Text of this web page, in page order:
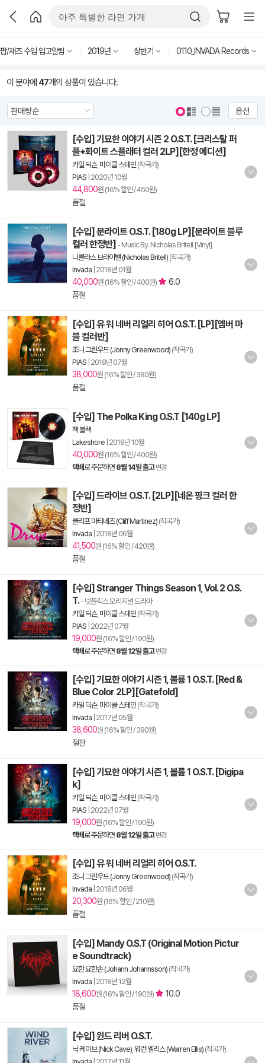
팝/재즈 수입 입고알림 2019년 상반기 0110_INVADA Records
이 분야에 47개의 상품이 있습니다.
옵션
[수입] 기묘한 이야기 시즌 2 O.S.T. [크리스탈 퍼
플+화이트 스플래터 컬러 2LP][한정 에디션]
카일 딕슨, 마이클 스테인 (작곡가)
PIAS 2020년 10월
44,800원 (16% 할인 / 450원)
품절
[수입] 문라이트 O.S.T. [180g LP][문라이트 블루
컬러 한정반] - Music By. Nicholas Britell [Vinyl]
니콜라스 브라이텔 (Nicholas Britell) (작곡가)
Invada 2018년 01월
40,000원 (16% 할인 / 400원)
6.0
품절
[수입] 유 워 네버 리얼리 히어 O.S.T. [LP][엠버 마
블 컬러반]
조니 그린우드 (Jonny Greenwood) (작곡가)
PIAS 2018년 07월
38,000원 (16% 할인 / 380원)
품절
[수입] The Polka King O.S.T [140g LP]
잭 블랙
Lakeshore 2018년 10월
40,000원 (16% 할인 / 400원)
택배로 주문하면 8월 14일 출고 변경
[수입] 드라이브 O.S.T. [2LP][네온 핑크 컬러 한
정반]
클리프 마티네즈 (Cliff Martinez) (작곡가)
Invada 2018년 06월
41,500원 (16% 할인 / 420원)
품절
[수입] Stranger Things Season 1, Vol. 2 O.S.
T.- 넷플릭스 오리지널 드라마
카일 딕슨, 마이클 스테인 (작곡가)
PIAS 2022년 07월
19,000원 (16% 할인 / 190원)
택배로 주문하면 8월 12일 출고 변경
[수입] 기묘한 이야기 시즌 1, 볼륨 1 O.S.T. [Red &
Blue Color 2LP][Gatefold]
카일 딕슨, 마이클 스테인 (작곡가)
Invada 2017년 05월
38,600원 (16% 할인 / 390원)
절판
[수입] 기묘한 이야기 시즌 1, 볼륨 1 O.S.T. [Digipa
k]
카일 딕슨, 마이클 스테인 (작곡가)
PIAS 2022년 07월
19,000원 (16% 할인 / 190원)
택배로 주문하면 8월 12일 출고 변경
[수입] 유 워 네버 리얼리 히어 O.S.T.
조니 그린우드 (Jonny Greenwood) (작곡가)
Invada 2018년 06월
20,300원 (16% 할인 / 210원)
품절
[수입] Mandy O.S.T (Original Motion Pictur
e Soundtrack)
요한 요한손 (Johann Johannsson) (작곡가)
Invada 2018년 12월
18,600원 (16% 할인 / 190원)
10.0
품절
[수입] 윈드 리버 O.S.T.
닉 케이브 (Nick Cave) 워런 엘리스 (Warren Ellis) (작곡가)